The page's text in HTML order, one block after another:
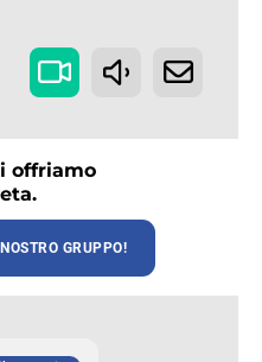
offriamo
GRUPPO!